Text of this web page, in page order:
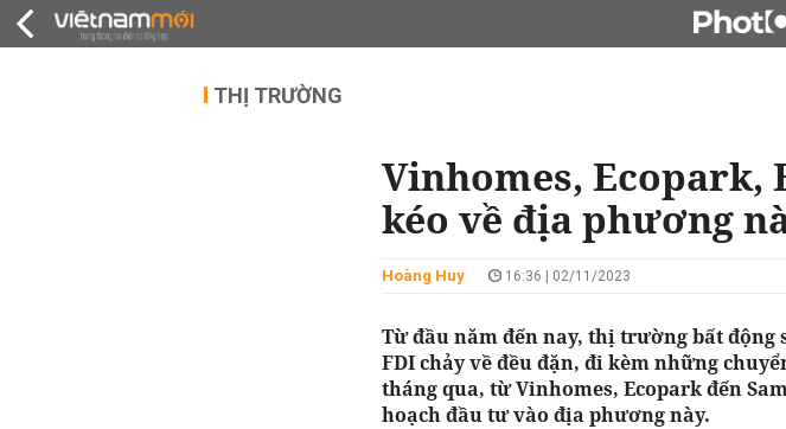
ĐẤU GIÁ -
THỊ TRƯỜNG
Vinhomes,
kéo về địa phương
Hoàng Huy 16:36 | 02/11/2023
Từ đầu năm đến nay, thị trường bất động
FDI chảy về đều đặn, đi kèm những
tháng qua, từ Vinhomes, Ecopark đến
hoạch đầu tư vào địa phương này.